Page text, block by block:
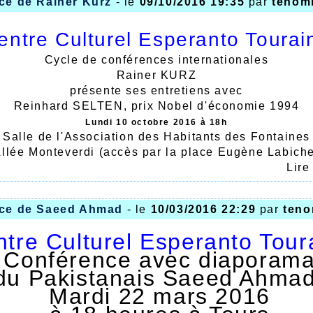
pour le jardinage
kolkhozes aux jardins
Récits – Humour – Diapos – Chants
par
Mikaelo BRONŜTEJN
Traduction simultanée assurée
24 mai
à 18 heures
Entrée libre :
Fuye, 89 route des vallées, Ballan-

Culturel Esperanto
Cycle de conférences internationales
Rainer KURZ
présente ses entretiens avec
Reinhard SELTEN, prix Nobel d'économie 1994
Lundi 10 octobre 2016 à 18h
Salle de l'Association des Habitants des Fontaines
Monteverdi (accès par la place Eugène
KURZ est allemand, docteur en
à 2001, il a été président de l'association
d'espéranto (GEA)
SELTEN a reçu en 1994 le prix Nobel d'économie
Harsanyi et John Nash
pour ses travaux en théorie des jeux.
SELTEN est professeur émérite à l'université de
II a produit des oeuvres en espéranto.
de Saeed Ahmad - le 10/03/2016 22:29 par
Culturel Esperanto
Conférence avec
Pakistanais Saeed
Mardi 22 mars 2016